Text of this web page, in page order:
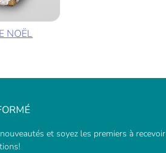
NOËL
et soyez les premiers à recevoir